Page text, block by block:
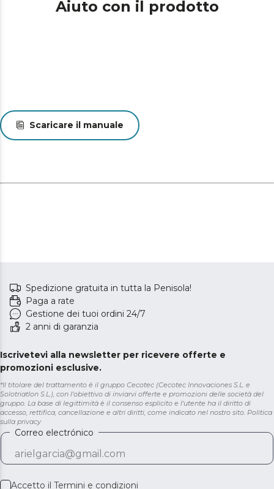
Aiuto con il prodotto
Scaricare il manuale
Spedizione gratuita in tutta la Penisola!
Paga a rate
Gestione dei tuoi ordini 24/7
2 anni di garanzia
Iscrivetevi alla newsletter per ricevere offerte e
promozioni esclusive.
*Il titolare del trattamento è il gruppo Cecotec (Cecotec Innovaciones S.L. e
Solotriatlon S.L.), con l'obiettivo di inviarvi offerte e promozioni delle società del
gruppo. La base di legittimità è il consenso esplicito e l'utente ha il diritto di
accesso, rettifica, cancellazione e altri diritti, come indicato nel nostro sito. Politica
sulla privacy
Correo electrónico
Accetto il Termini e condizioni